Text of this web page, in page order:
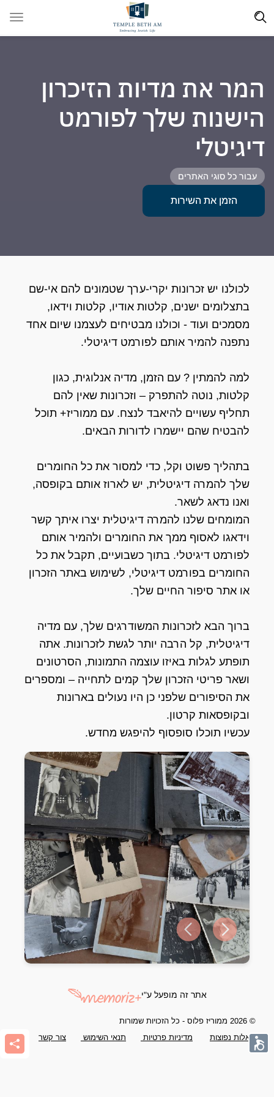
המר את מדיות הזיכרון
הישנות שלך לפורמט
דיגיטלי
עבור כל סוגי האתרים
הזמן את השירות
לכולנו יש זכרונות יקרי-ערך שטמונים להם אי-שם
בתצלומים ישנים, קלטות אודיו, קלטות וידאו,
מסמכים ועוד - וכולנו מבטיחים לעצמנו שיום אחד
נתפנה להמיר אותם לפורמט דיגיטלי.
למה להמתין ? עם הזמן, מדיה אנלוגית, כגון
קלטות, נוטה להתפרק – וזכרונות שאין להם
תחליף עשויים להיאבד לנצח. עם ממוריז+ תוכל
להבטיח שהם יישמרו לדורות הבאים.
בתהליך פשוט וקל, כדי למסור את כל החומרים
שלך להמרה דיגיטלית, יש לארוז אותם בקופסה,
ואנו נדאג לשאר.
המומחים שלנו להמרה דיגיטלית יצרו איתך קשר
וידאגו לאסוף ממך את החומרים ולהמיר אותם
לפורמט דיגיטלי. בתוך כשבועיים, תקבל את כל
החומרים בפורמט דיגיטלי, לשימוש באתר הזכרון
או אתר סיפור החיים שלך.
ברוך הבא לזכרונות המשודרגים שלך, עם מדיה
דיגיטלית, קל הרבה יותר לגשת לזכרונות. אתה
תופתע לגלות באיזו עוצמה התמונות, הסרטונים
ושאר פריטי הזכרון שלך קמים לתחייה – ומספרים
את הסיפורים שלפני כן היו נעולים בארונות
ובקופסאות קרטון.
עכשיו תוכלו סופסוף להיפגש מחדש.
Previous slideNext slide
אתר זה מופעל ע"י
© 2026 ממוריז פלוס - כל הזכויות שמורות
שאלות נפוצות
מדיניות פרטיות תנאי השימוש צור קשר